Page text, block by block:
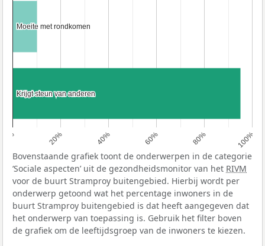
0% 20% 40% 60% 80% 100%
Moeite met rondkomen
Moeite met rondkomen
Krijgt steun van anderen
Krijgt steun van anderen
Bovenstaande grafiek toont de onderwerpen in de categorie
‘Sociale aspecten’ uit de gezondheidsmonitor van het RIVM
voor de buurt Stramproy buitengebied. Hierbij wordt per
onderwerp getoond wat het percentage inwoners in de
buurt Stramproy buitengebied is dat heeft aangegeven dat
het onderwerp van toepassing is. Gebruik het filter boven
de grafiek om de leeftijdsgroep van de inwoners te kiezen.